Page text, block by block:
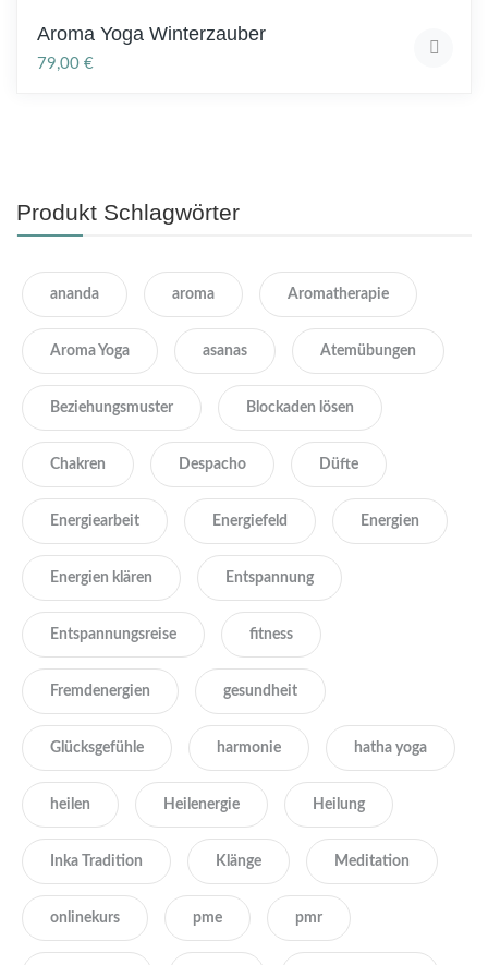
Aroma Yoga Winterzauber
79,00 €
Produkt Schlagwörter
ananda aroma Aromatherapie
Aroma Yoga asanas Atemübungen
Beziehungsmuster Blockaden lösen
Chakren Despacho Düfte
Energiearbeit Energiefeld Energien
Energien klären Entspannung
Entspannungsreise fitness
Fremdenergien gesundheit
Glücksgefühle harmonie hatha yoga
heilen Heilenergie Heilung
Inka Tradition Klänge Meditation
onlinekurs pme pmr